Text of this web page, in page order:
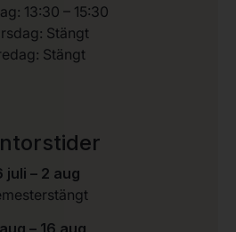
13:30 – 15:30
Stängt
Stängt
juli – 2 aug